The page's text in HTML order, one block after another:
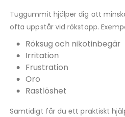
Tuggummit hjälper dig att
ofta uppstår vid rökstopp.
Röksug och nikotinbegär
Irritation
Frustration
Oro
Rastlöshet
Samtidigt får du ett praktiskt